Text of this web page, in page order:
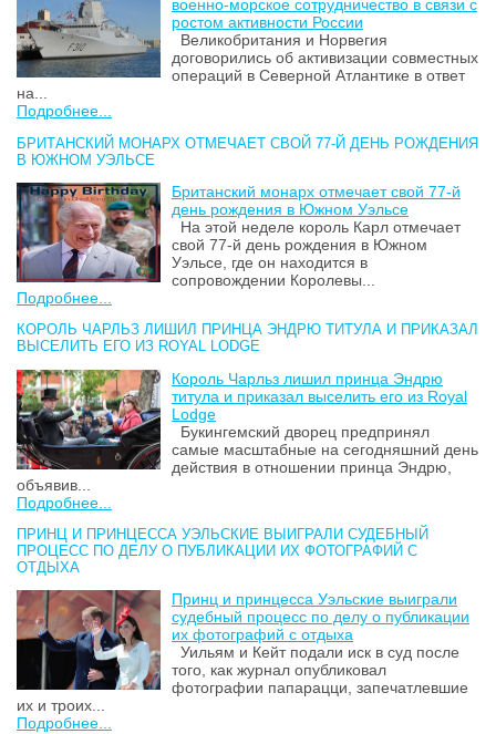
военно-морское сотрудничество в связи с
ростом активности России
Великобритания и Норвегия
договорились об активизации совместных
операций в Северной Атлантике в ответ
на...
Подробнее...
БРИТАНСКИЙ МОНАРХ ОТМЕЧАЕТ СВОЙ 77-Й ДЕНЬ РОЖДЕНИЯ
В ЮЖНОМ УЭЛЬСЕ
Британский монарх отмечает свой 77-й
день рождения в Южном Уэльсе
На этой неделе король Карл отмечает
свой 77-й день рождения в Южном
Уэльсе, где он находится в
сопровождении Королевы...
Подробнее...
КОРОЛЬ ЧАРЛЬЗ ЛИШИЛ ПРИНЦА ЭНДРЮ ТИТУЛА И ПРИКАЗАЛ
ВЫСЕЛИТЬ ЕГО ИЗ ROYAL LODGE
Король Чарльз лишил принца Эндрю
титула и приказал выселить его из Royal
Lodge
Букингемский дворец предпринял
самые масштабные на сегодняшний день
действия в отношении принца Эндрю,
объявив...
Подробнее...
ПРИНЦ И ПРИНЦЕССА УЭЛЬСКИЕ ВЫИГРАЛИ СУДЕБНЫЙ
ПРОЦЕСС ПО ДЕЛУ О ПУБЛИКАЦИИ ИХ ФОТОГРАФИЙ С
ОТДЫХА
Принц и принцесса Уэльские выиграли
судебный процесс по делу о публикации
их фотографий с отдыха
Уильям и Кейт подали иск в суд после
того, как журнал опубликовал
фотографии папарацци, запечатлевшие
их и троих...
Подробнее...